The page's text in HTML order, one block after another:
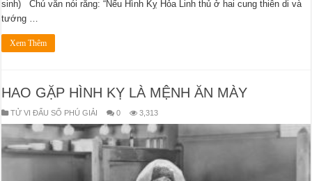
sinh) Chú văn nói rằng: “Nếu Hình Kỵ Hỏa Linh thủ ở hai cung thiên di và
tướng …
Xem Thêm
HAO GẶP HÌNH KỴ LÀ MỆNH ĂN MÀY
TỬ VI ĐẨU SỐ PHÚ GIẢI 0 3,313